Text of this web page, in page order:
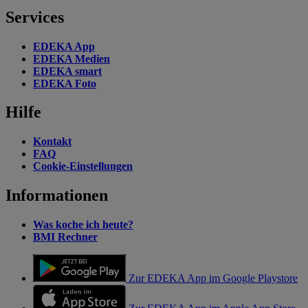
Services
EDEKA App
EDEKA Medien
EDEKA smart
EDEKA Foto
Hilfe
Kontakt
FAQ
Cookie-Einstellungen
Informationen
Was koche ich heute?
BMI Rechner
Zur EDEKA App im Google Playstore